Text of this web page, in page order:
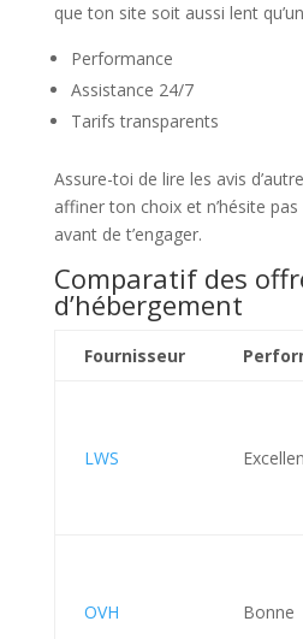
que ton site soit aussi lent
Performance
Assistance 24/7
Tarifs transparents
Assure-toi de lire les avis
affiner ton choix et n’hésite
avant de t’engager.
Comparatif des
d’hébergement
Fournisseur
LWS
OVH Bonne